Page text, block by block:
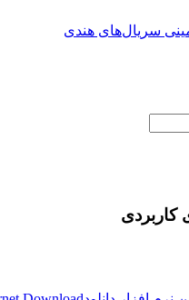
سریال‌های هندی
کاربردی